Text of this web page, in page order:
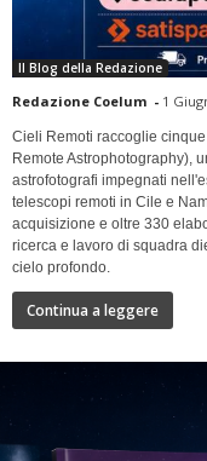
Il Blog della Redazione
Redazione Coelum - 1
Cieli Remoti raccoglie
Remote Astrophotography),
astrofotografi impegnati
telescopi remoti in Cile e
acquisizione e oltre 330
ricerca e lavoro di squadra
cielo profondo.
Continua a leggere